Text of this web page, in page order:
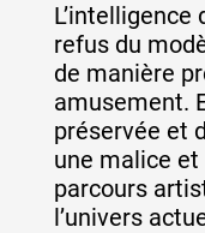
refus du
de manière
amusement.
préservée et
une malice
parcours
l’univers